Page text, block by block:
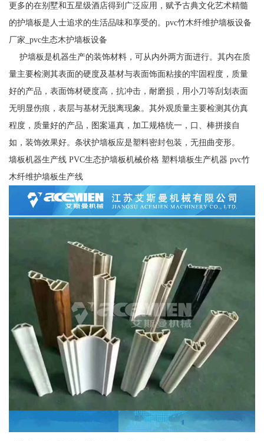
更多的在别墅和五星级酒店得到广泛应用，赋予古典文化艺术精髓
的护墙板是人士追求的生活品味和享受的。pvc竹木纤维护墙板设备
厂家_pvc生态木护墙板设备
护墙板是机器生产的装饰材料，可从内外两方面进行。其内在质
量主要检测其表面的硬度及基材与表面饰面粘接的牢固程度，质量
好的产品，表面饰材硬度高，抗冲击，耐磨损，用小刀等刮划表面
无明显伤痕，表层与基材无脱离现象。其外观质量主要检测其仿真
程度，质量好的产品，图案逼真，加工规格统一，口、棒拼接自
如，装饰效果好。条状护墙板应是塑料密封包装，无扭曲变形。
墙板机器生产线 PVC生态护墙板机械价格 塑料墙板生产机器 pvc竹
木纤维护墙板生产线